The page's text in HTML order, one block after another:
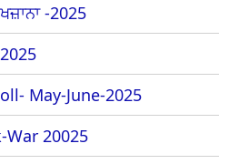
-2025
May-June-2025
War 20025